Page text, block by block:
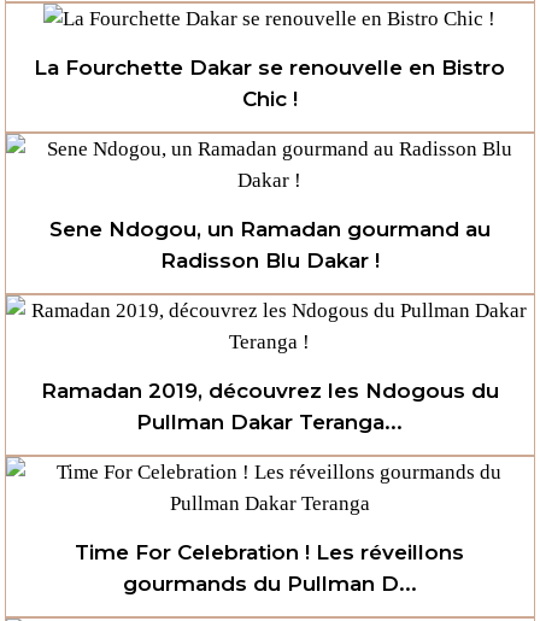
La Fourchette Dakar se renouvelle en Bistro
Chic !
Sene Ndogou, un Ramadan gourmand au
Radisson Blu Dakar !
Ramadan 2019, découvrez les Ndogous du
Pullman Dakar Teranga...
Time For Celebration ! Les réveillons
gourmands du Pullman D...